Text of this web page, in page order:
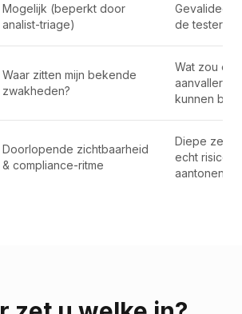
Mogelijk (beperkt door
analist-triage)
de tester
Waar zitten mijn bekende
zwakheden?
Wat zou een
aanvaller
kunnen
Doorlopende zichtbaarheid
& compliance-ritme
Diepe
echt risico
aantonen